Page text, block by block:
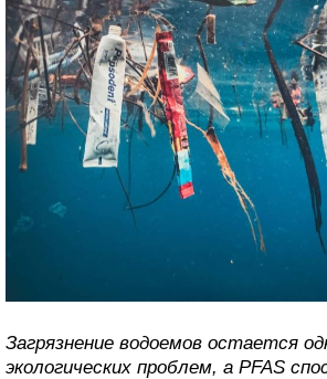
Загрязнение водоемов остается
экологических проблем, а PFAS